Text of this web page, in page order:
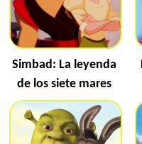
Simbad: La leyenda
de los siete mares